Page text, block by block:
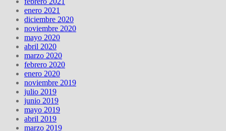
enero 2021
diciembre 2020
noviembre 2020
mayo 2020
abril 2020
marzo 2020
febrero 2020
enero 2020
noviembre 2019
julio 2019
junio 2019
mayo 2019
abril 2019
marzo 2019